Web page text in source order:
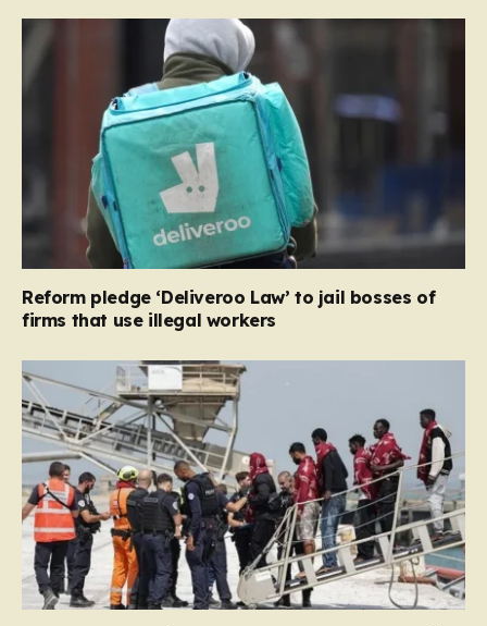
Reform pledge ‘Deliveroo Law’ to jail bosses of
firms that use illegal workers